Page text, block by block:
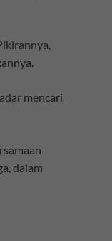
mencari
dalam